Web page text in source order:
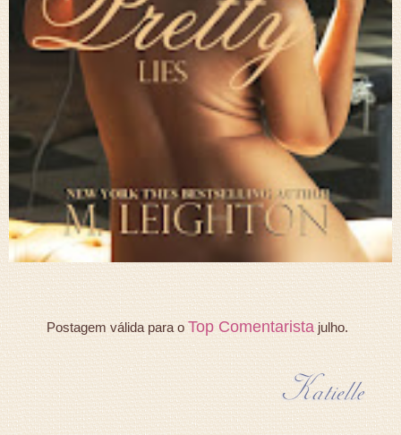
Postagem válida para o Top Comentaristajulho.